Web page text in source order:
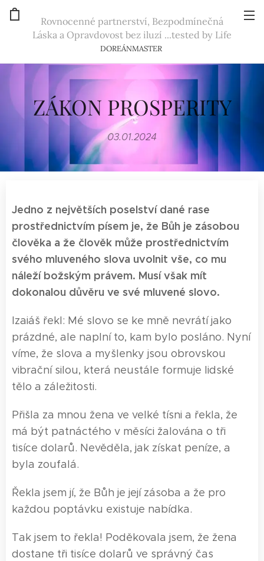
Rovnocenné partnerství, Bezpodmínečná
Láska a Opravdovost bez iluzí ...tested by Life
DOREÁNMASTER
ZÁKON PROSPERITY
03.01.2024
Jedno z největších poselství dané rase
prostřednictvím písem je, že Bůh je zásobou
člověka a že člověk může prostřednictvím
svého mluveného slova uvolnit vše, co mu
náleží božským právem. Musí však mít
dokonalou důvěru ve své mluvené slovo.
Izaiáš řekl: Mé slovo se ke mně nevrátí jako
prázdné, ale naplní to, kam bylo posláno. Nyní
víme, že slova a myšlenky jsou obrovskou
vibrační silou, která neustále formuje lidské
tělo a záležitosti.
Přišla za mnou žena ve velké tísni a řekla, že
má být patnáctého v měsíci žalována o tři
tisíce dolarů. Nevěděla, jak získat peníze, a
byla zoufalá.
Řekla jsem jí, že Bůh je její zásoba a že pro
každou poptávku existuje nabídka.
Tak jsem to řekla! Poděkovala jsem, že žena
dostane tři tisíce dolarů ve správný čas